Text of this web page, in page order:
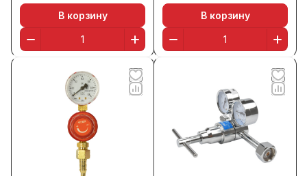
В корзину В корзину